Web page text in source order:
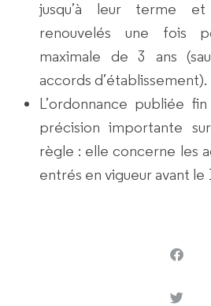
jusqu’à leur terme
renouvelés une fois
maximale de 3 ans
accords d’établissement).
L’ordonnance publiée
précision importante
règle : elle concerne les
entrés en vigueur avant le